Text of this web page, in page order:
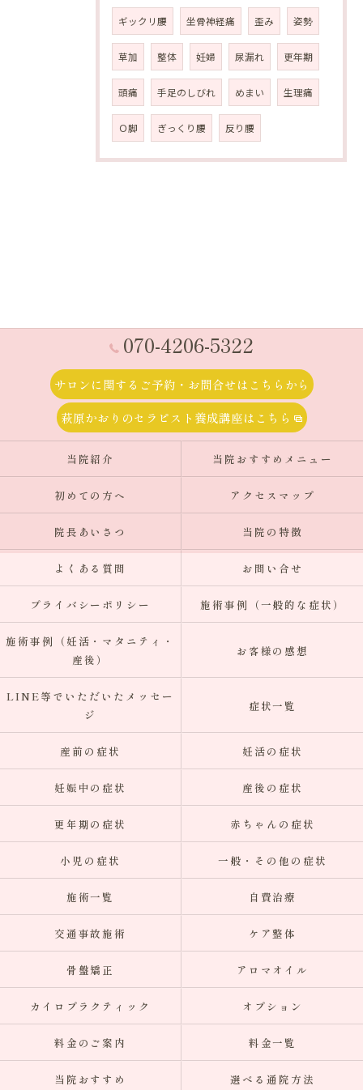
ギックリ腰 坐骨神経痛 歪み 姿勢
草加 整体 妊婦 尿漏れ 更年期
頭痛 手足のしびれ めまい 生理痛
Ｏ脚 ぎっくり腰 反り腰
070-4206-5322
サロンに関するご予約・お問合せはこちらから
萩原かおりのセラピスト養成講座はこちら
当院紹介 当院おすすめメニュー
初めての方へ アクセスマップ
院長あいさつ 当院の特徴
よくある質問 お問い合せ
プライバシーポリシー 施術事例（一般的な症状）
施術事例（妊活・マタニティ・
産後）
お客様の感想
LINE等でいただいたメッセー
ジ
症状一覧
産前の症状 妊活の症状
妊娠中の症状 産後の症状
更年期の症状 赤ちゃんの症状
小児の症状 一般・その他の症状
施術一覧 自費治療
交通事故施術 ケア整体
骨盤矯正 アロマオイル
カイロプラクティック オプション
料金のご案内 料金一覧
当院おすすめ 選べる通院方法